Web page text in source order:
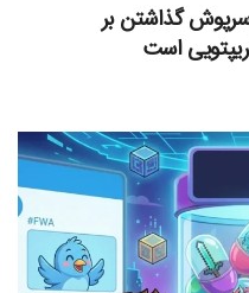
گذاشتن بر
است